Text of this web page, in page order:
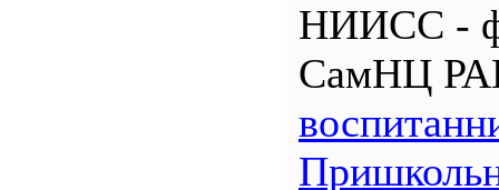
НИИСС -
СамНЦ